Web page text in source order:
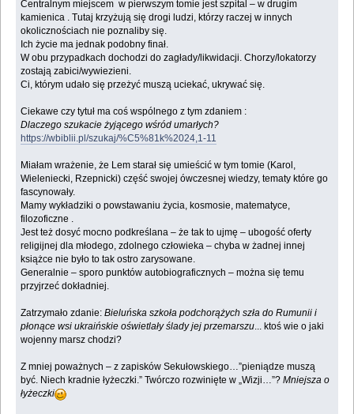
Centralnym miejscem w pierwszym tomie jest szpital – w drugim
kamienica . Tutaj krzyżują się drogi ludzi, którzy raczej w innych
okolicznościach nie poznaliby się.
Ich życie ma jednak podobny finał.
W obu przypadkach dochodzi do zagłady/likwidacji. Chorzy/lokatorzy
zostają zabici/wywiezieni.
Ci, którym udało się przeżyć muszą uciekać, ukrywać się.
Ciekawe czy tytuł ma coś wspólnego z tym zdaniem :
Dlaczego szukacie żyjącego wśród umarłych?
https://wbiblii.pl/szukaj/%C5%81k%2024,1-11
Miałam wrażenie, że Lem starał się umieścić w tym tomie (Karol,
Wieleniecki, Rzepnicki) część swojej ówczesnej wiedzy, tematy które go
fascynowały.
Mamy wykładziki o powstawaniu życia, kosmosie, matematyce,
filozoficzne .
Jest też dosyć mocno podkreślana – że tak to ujmę – ubogość oferty
religijnej dla młodego, zdolnego człowieka – chyba w żadnej innej
książce nie było to tak ostro zarysowane.
Generalnie – sporo punktów autobiograficznych – można się temu
przyjrzeć dokładniej.
Zatrzymało zdanie: Bieluńska szkoła podchorążych szła do Rumunii i
płonące wsi ukraińskie oświetlały ślady jej przemarszu... ktoś wie o jaki
wojenny marsz chodzi?
Z mniej poważnych – z zapisków Sekułowskiego…”pieniądze muszą
być. Niech kradnie łyżeczki.” Twórczo rozwinięte w „Wizji…”?Mniejsza o
łyżeczki